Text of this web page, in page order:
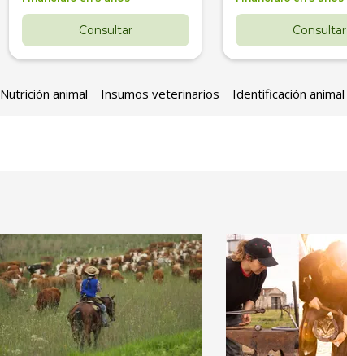
Consultar Consultar
Nutrición animal Insumos veterinarios Identificación animal